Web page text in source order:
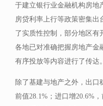
于建立银行业金融机构房地
房贷利率上行等政策密集出
了实质性控制，部分地区有
各地已对准确把握房地产金
有序投放等内容进行了传达。
除了基建与地产之外，出口
前值28.1%；进口增20.6%